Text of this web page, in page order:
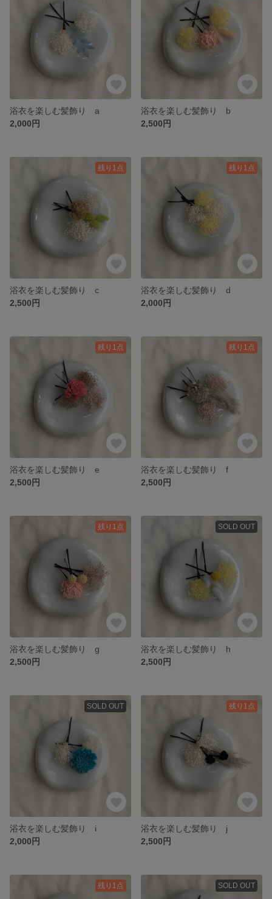
浴衣を楽しむ髪飾り a
2,000円
浴衣を楽しむ髪飾り b
2,500円
残り1点
浴衣を楽しむ髪飾り c
2,500円
残り1点
浴衣を楽しむ髪飾り d
2,000円
残り1点
浴衣を楽しむ髪飾り e
2,500円
残り1点
浴衣を楽しむ髪飾り f
2,500円
残り1点
浴衣を楽しむ髪飾り g
2,500円
SOLD OUT
浴衣を楽しむ髪飾り h
2,500円
SOLD OUT
浴衣を楽しむ髪飾り i
2,000円
残り1点
浴衣を楽しむ髪飾り j
2,500円
残り1点 SOLD OUT